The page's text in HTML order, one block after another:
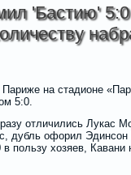
'Бастию' 5:0
на стадионе
5:0.
отличились Лукас
дубль офорил
пользу хозяев, Кавани